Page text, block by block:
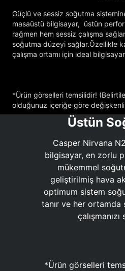
Güçlü ve sessiz soğutma
masaüstü bilgisayar, üstün
rağmen hem sessiz çalışma
soğutma düzeyi sağlar.Özellikle
çalışma ortamı için ideal
*Ürün görselleri temsilidir!
olduğunuz içeriğe göre
Üstün
Casper Nirvana
bilgisayar, en zorlu
mükemmel
geliştirilmiş hava
optimum sistem
tanır ve her ortamda
çalışmanızı
*Ürün görselleri